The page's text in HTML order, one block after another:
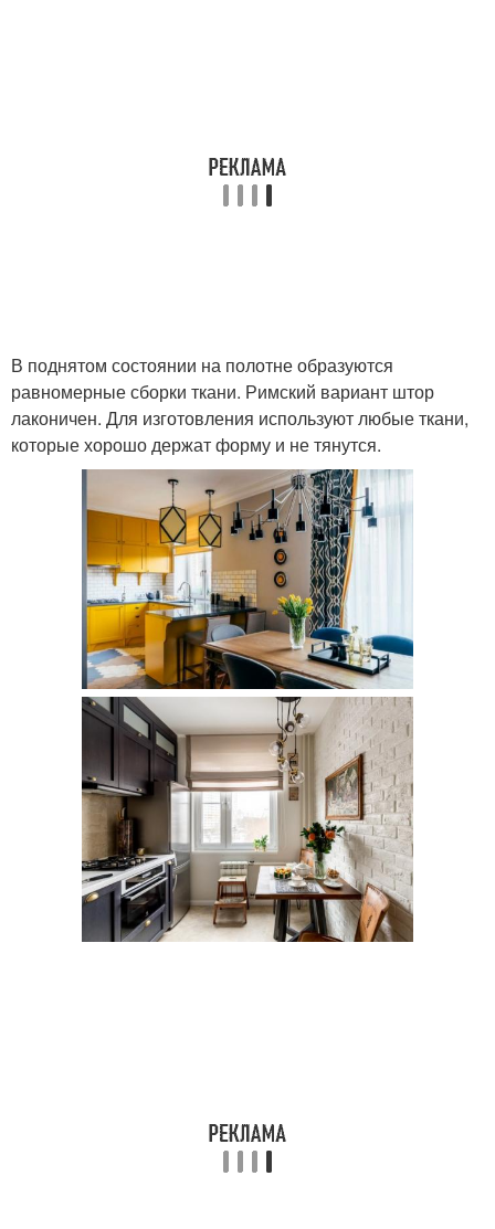
В поднятом состоянии на полотне образуются
равномерные сборки ткани. Римский вариант штор
лаконичен. Для изготовления используют любые ткани,
которые хорошо держат форму и не тянутся.